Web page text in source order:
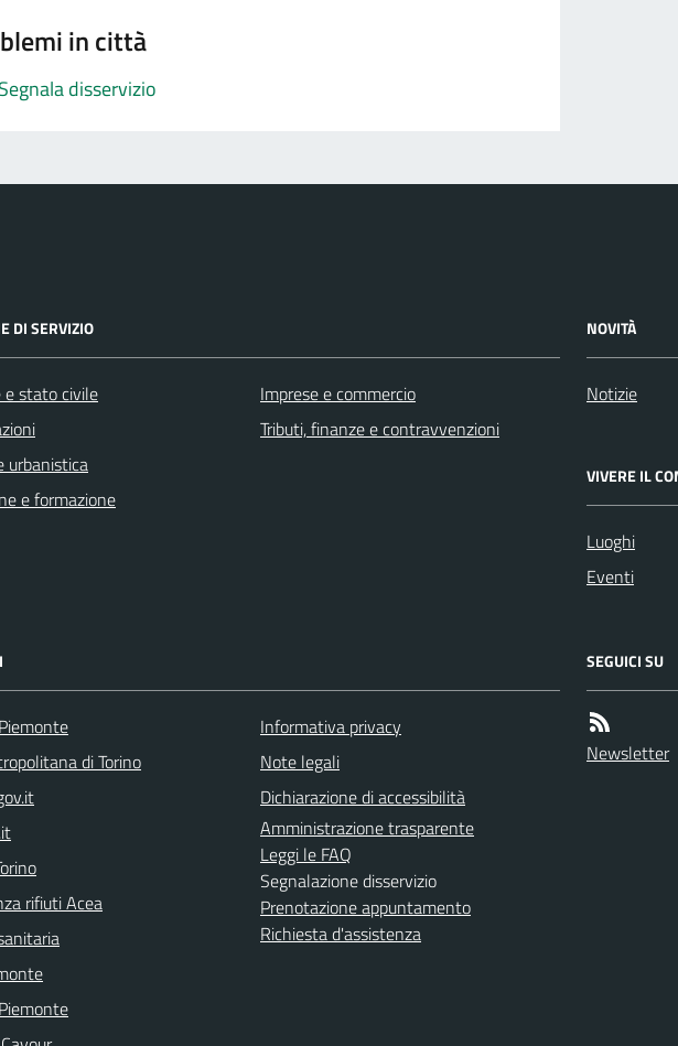
in città
Segnala disservizio
DI SERVIZIO
e stato civile
urbanistica
e formazione
Imprese e commercio
Tributi, finanze e contravvenzioni
NOVITÀ
Notizie
VIVERE IL
Luoghi
Eventi
di Torino
rifiuti Acea
Informativa privacy
Note legali
Dichiarazione di accessibilità
Amministrazione trasparente
Leggi le FAQ
Segnalazione disservizio
Prenotazione appuntamento
Richiesta d'assistenza
SEGUICI SU
Newsletter